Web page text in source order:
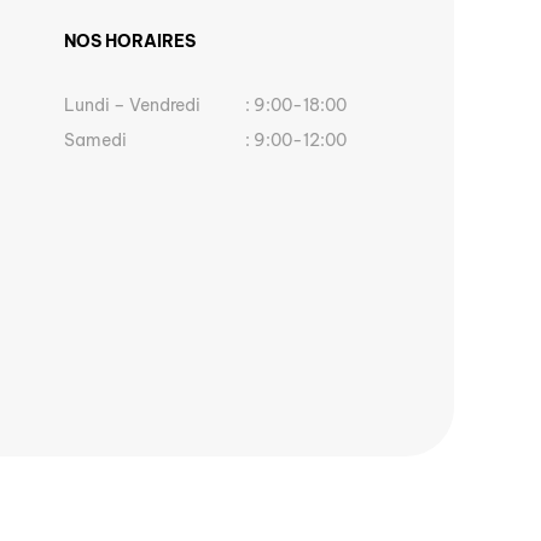
NOS HORAIRES
Lundi – Vendredi
: 9:00-18:00
Samedi
: 9:00-12:00